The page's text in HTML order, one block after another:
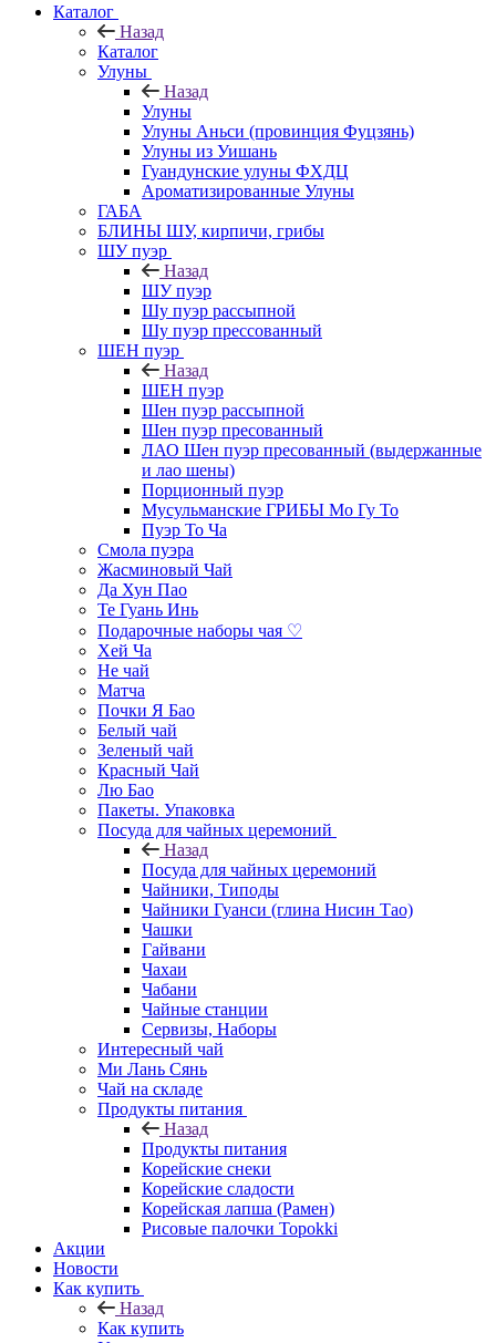
Каталог
Назад
Каталог
Улуны
Назад
Улуны
Улуны Аньси (провинция Фуцзянь)
Улуны из Уишань
Гуандунские улуны ФХДЦ
Ароматизированные Улуны
ГАБА
БЛИНЫ ШУ, кирпичи, грибы
ШУ пуэр
Назад
ШУ пуэр
Шу пуэр рассыпной
Шу пуэр прессованный
ШЕН пуэр
Назад
ШЕН пуэр
Шен пуэр рассыпной
Шен пуэр пресованный
ЛАО Шен пуэр пресованный (выдержанные
и лао шены)
Порционный пуэр
Мусульманские ГРИБЫ Мо Гу То
Пуэр То Ча
Смола пуэра
Жасминовый Чай
Да Хун Пао
Те Гуань Инь
Подарочные наборы чая ♡
Хей Ча
Не чай
Матча
Почки Я Бао
Белый чай
Зеленый чай
Красный Чай
Лю Бао
Пакеты. Упаковка
Посуда для чайных церемоний
Назад
Посуда для чайных церемоний
Чайники, Типоды
Чайники Гуанси (глина Нисин Тао)
Чашки
Гайвани
Чахаи
Чабани
Чайные станции
Сервизы, Наборы
Интересный чай
Ми Лань Сянь
Чай на складе
Продукты питания
Назад
Продукты питания
Корейские снеки
Корейские сладости
Корейская лапша (Рамен)
Рисовые палочки Topokki
Акции
Новости
Как купить
Назад
Как купить